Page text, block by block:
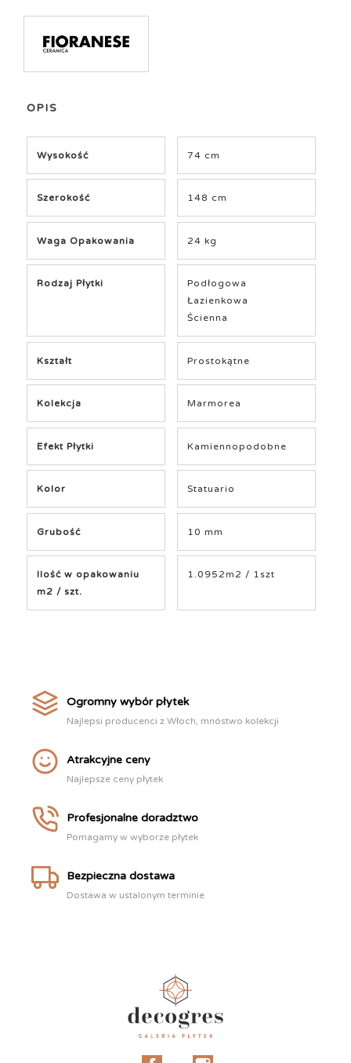
OPIS
Wysokość 74 cm
Szerokość 148 cm
Waga Opakowania 24 kg
Rodzaj Płytki
Podłogowa
Łazienkowa
Ścienna
Kształt Prostokątne
Kolekcja Marmorea
Efekt Płytki Kamiennopodobne
Kolor Statuario
Grubość 10 mm
Ilość w opakowaniu
m2 / szt.
1.0952m2 / 1szt
Ogromny wybór płytek
Najlepsi producenci z Włoch, mnóstwo kolekcji
Atrakcyjne ceny
Najlepsze ceny płytek
Profesjonalne doradztwo
Pomagamy w wyborze płytek
Bezpieczna dostawa
Dostawa w ustalonym terminie